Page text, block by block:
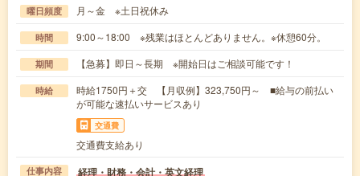
曜日頻度 月～金 ※土日祝休み
時間 9:00～18:00 ※残業はほとんどありません。※休憩60分。
期間 【急募】即日～長期 ※開始日はご相談可能です！
時給
時給1750円＋交 【月収例】323,750円～ ■給与の前払い
が可能な速払いサービスあり
交通費
交通費支給あり
仕事内容 経理・財務・会計・英文経理